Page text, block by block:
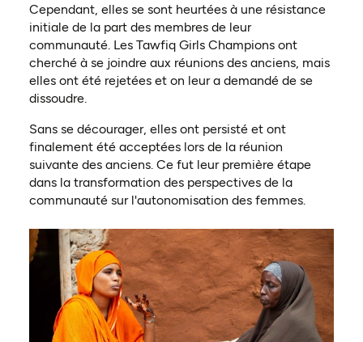
Cependant, elles se sont heurtées à une résistance
initiale de la part des membres de leur
communauté. Les Tawfiq Girls Champions ont
cherché à se joindre aux réunions des anciens, mais
elles ont été rejetées et on leur a demandé de se
dissoudre.
Sans se décourager, elles ont persisté et ont
finalement été acceptées lors de la réunion
suivante des anciens. Ce fut leur première étape
dans la transformation des perspectives de la
communauté sur l'autonomisation des femmes.